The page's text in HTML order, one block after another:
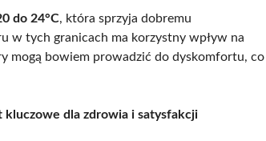
do 24°C, która sprzyja dobremu
w tych granicach ma korzystny wpływ na
mogą bowiem prowadzić do dyskomfortu, co
dla zdrowia i satysfakcji